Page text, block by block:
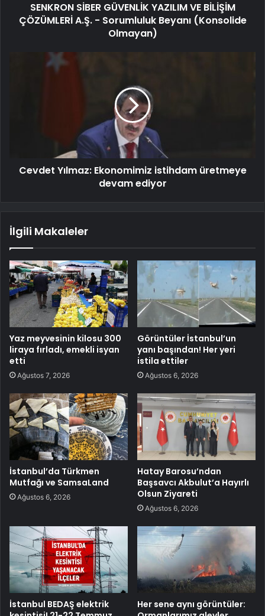
SENKRON SİBER GÜVENLİK YAZILIM VE BİLİŞİM
ÇÖZÜMLERİ A.Ş. - Sorumluluk Beyanı (Konsolide
Olmayan)
Cevdet Yılmaz: Ekonomimiz istihdam üretmeye
devam ediyor
İlgili Makaleler
Yaz meyvesinin kilosu 300
liraya fırladı, emekli isyan
etti
Ağustos 7, 2026
Görüntüler İstanbul’un
yanı başından! Her yeri
istila ettiler
Ağustos 6, 2026
İstanbul’da Türkmen
Mutfağı ve SamsaLand
Ağustos 6, 2026
Hatay Barosu’ndan
Başsavcı Akbulut’a Hayırlı
Olsun Ziyareti
Ağustos 6, 2026
İstanbul BEDAŞ elektrik
Her sene aynı görüntüler: